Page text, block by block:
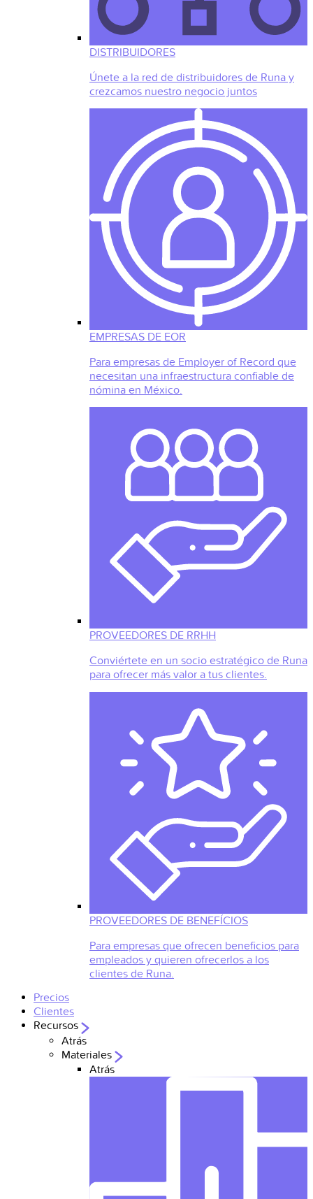
DISTRIBUIDORES
Únete a la red de distribuidores de Runa y
crezcamos nuestro negocio juntos
EMPRESAS DE EOR
Para empresas de Employer of Record que
necesitan una infraestructura confiable de
nómina en México.
PROVEEDORES DE RRHH
Conviértete en un socio estratégico de Runa
para ofrecer más valor a tus clientes.
PROVEEDORES DE BENEFÍCIOS
Para empresas que ofrecen beneficios para
empleados y quieren ofrecerlos a los
clientes de Runa.
Precios
Clientes
Recursos
Atrás
Materiales
Atrás